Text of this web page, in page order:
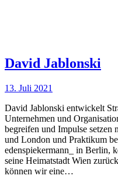
David Jablonski
13. Juli 2021
David Jablonski entwickelt
Unternehmen und
begreifen und Impulse setzen
und London und Praktikum
edenspiekermann_ in Berlin,
seine Heimatstadt Wien
können wir eine…